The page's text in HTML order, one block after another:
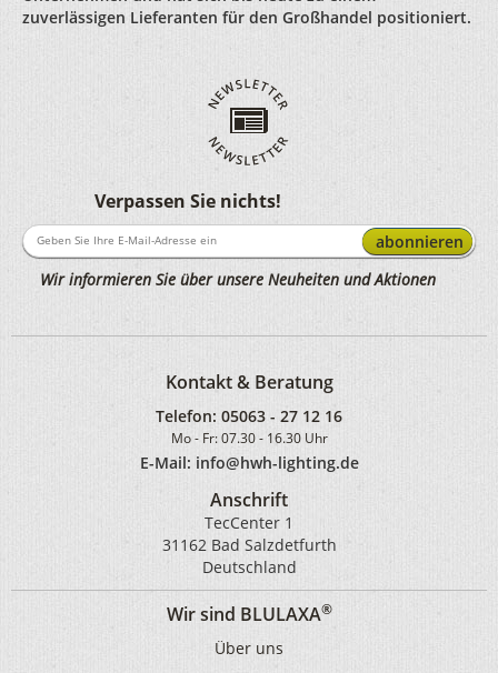
zuverlässigen Lieferanten für den Großhandel positioniert.
Verpassen Sie nichts!
abonnieren
Wir informieren Sie über unsere Neuheiten und Aktionen
Kontakt & Beratung
Telefon: 05063 - 27 12 16
Mo - Fr: 07.30 - 16.30 Uhr
E-Mail: info@hwh-lighting.de
Anschrift
TecCenter 1
31162 Bad Salzdetfurth
Deutschland
Wir sind BLULAXA®
Über uns